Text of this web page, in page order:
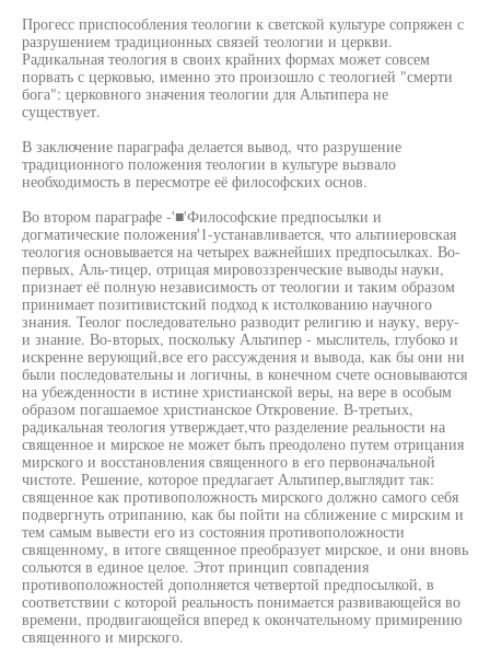
Прогесс приспособления теологии к светской культуре сопряжен с
разрушением традиционных связей теологии и церкви.
Радикальная теология в своих крайних формах может совсем
порвать с церковью, именно это произошло с теологией "смерти
бога": церковного значения теологии для Альтипера не
существует.
В заключение параграфа делается вывод, что разрушение
традиционного положения теологии в культуре вызвало
необходимость в пересмотре её философских основ.
Во втором параграфе -'■'Философские предпосылки и
догматические положения'1-устанавливается, что альтииеровская
теология основывается на четырех важнейших предпосылках. Во-
первых, Аль-тицер, отрицая мировоззренческие выводы науки,
признает её полную независимость от теологии и таким образом
принимает позитивистский подход к истолкованию научного
знания. Теолог последовательно разводит религию и науку, веру-
и знание. Во-вторых, поскольку Альтипер - мыслитель, глубоко и
искренне верующий,все его рассуждения и вывода, как бы они ни
были последовательны и логичны, в конечном счете основываются
на убежденности в истине христианской веры, на вере в особым
образом погашаемое христианское Откровение. В-третьих,
радикальная теология утверждает,что разделение реальности на
священное и мирское не может быть преодолено путем отрицания
мирского и восстановления священного в его первоначальной
чистоте. Решение, которое предлагает Альтипер,выглядит так:
священное как противоположность мирского должно самого себя
подвергнуть отрипанию, как бы пойти на сближение с мирским и
тем самым вывести его из состояния противоположности
священному, в итоге священное преобразует мирское, и они вновь
сольются в единое целое. Этот принцип совпадения
противоположностей дополняется четвертой предпосылкой, в
соответствии с которой реальность понимается развивающейся во
времени, продвигающейся вперед к окончательному примирению
священного и мирского.